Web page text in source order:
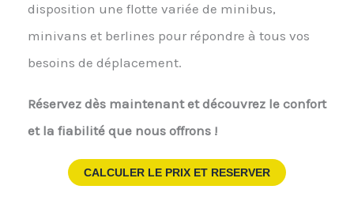
disposition une flotte variée de minibus,
minivans et berlines pour répondre à tous vos
besoins de déplacement.
Réservez dès maintenant et découvrez le confort
et la fiabilité que nous offrons !
CALCULER LE PRIX ET RESERVER